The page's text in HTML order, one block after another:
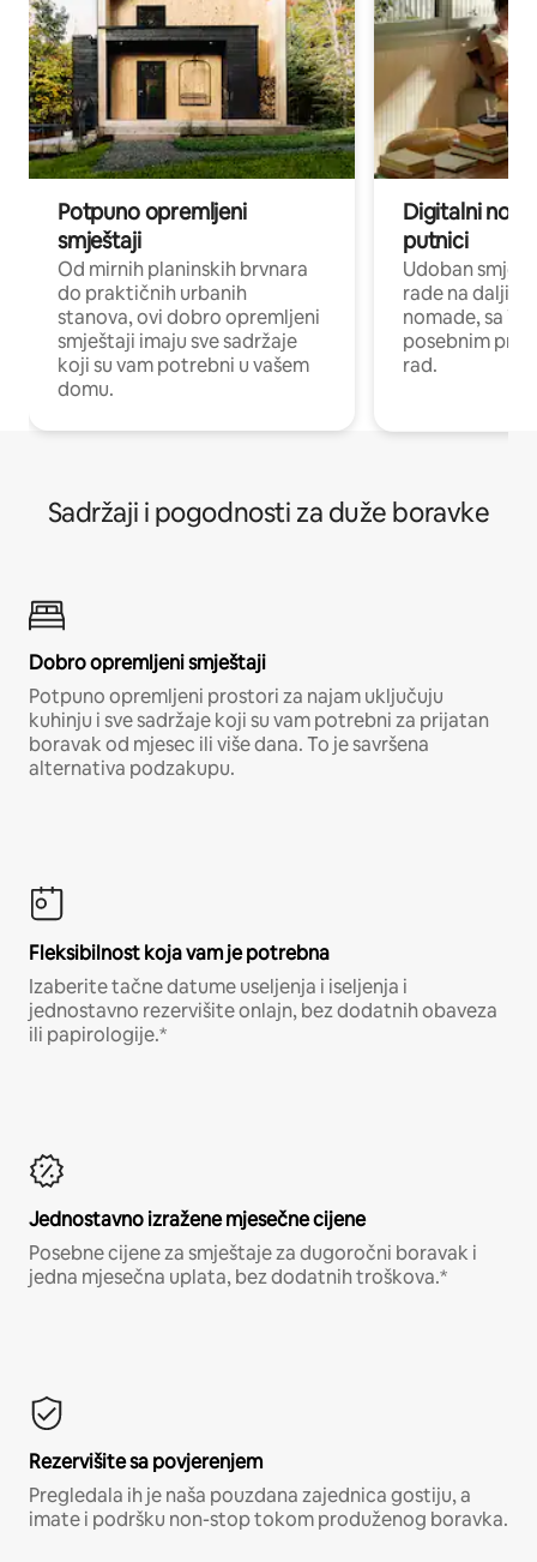
Potpuno opremljeni
smještaji
Od mirnih planinskih brvnara
do praktičnih urbanih
stanova, ovi dobro opremljeni
smještaji imaju sve sadržaje
koji su vam potrebni u vašem
domu.
Digitalni
putnici
Udoban
rade na
nomade, sa
posebnim
rad.
Sadržaji i pogodnosti za duže boravke
Dobro opremljeni smještaji
Potpuno opremljeni prostori za najam uključuju
kuhinju i sve sadržaje koji su vam potrebni za prijatan
boravak od mjesec ili više dana. To je savršena
alternativa podzakupu.
Fleksibilnost koja vam je potrebna
Izaberite tačne datume useljenja i iseljenja i
jednostavno rezervišite onlajn, bez dodatnih obaveza
ili papirologije.*
Jednostavno izražene mjesečne cijene
Posebne cijene za smještaje za dugoročni boravak i
jedna mjesečna uplata, bez dodatnih troškova.*
Rezervišite sa povjerenjem
Pregledala ih je naša pouzdana zajednica gostiju, a
imate i podršku non-stop tokom produženog boravka.